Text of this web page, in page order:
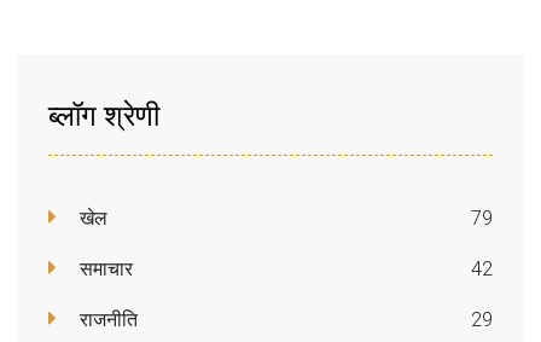
ब्लॉग श्रेणी
खेल 79
समाचार 42
राजनीति 29